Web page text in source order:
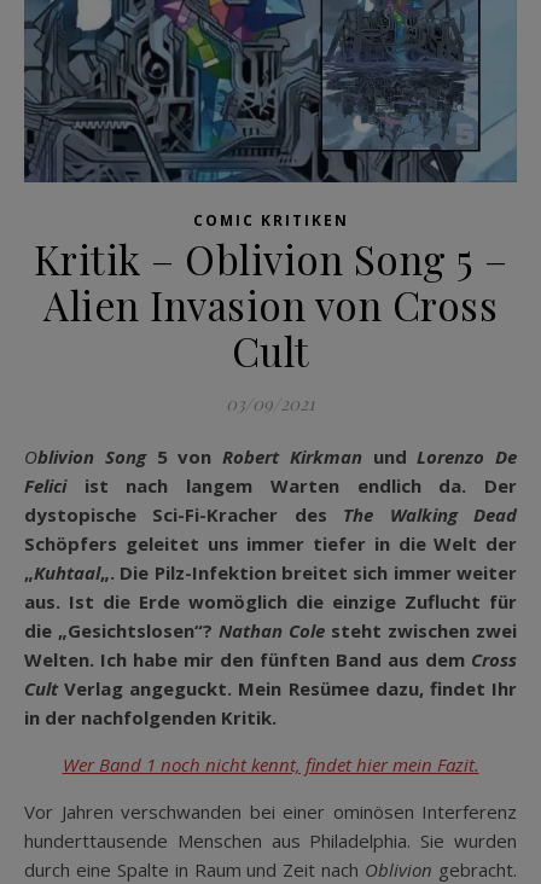
COMIC KRITIKEN
Kritik – Oblivion Song 5 –
Alien Invasion von Cross
Cult
03/09/2021
Oblivion Song5 von Robert KirkmanundLorenzo De
Feliciist nach langem Warten endlich da. Der
dystopische Sci-Fi-Kracher des The Walking Dead
Schöpfers geleitet uns immer tiefer in die Welt der
„Kuhtaal„. Die Pilz-Infektion breitet sich immer weiter
aus. Ist die Erde womöglich die einzige Zuflucht für
die „Gesichtslosen“? Nathan Cole steht zwischen zwei
Welten. Ich habe mir den fünften Band aus dem Cross
CultVerlag angeguckt. Mein Resümee dazu, findet Ihr
in der nachfolgenden Kritik.
Wer Band 1 noch nicht kennt, findet hier mein Fazit.
Vor Jahren verschwanden bei einer ominösen Interferenz
hunderttausende Menschen aus Philadelphia. Sie wurden
durch eine Spalte in Raum und Zeit nach Oblivion gebracht.